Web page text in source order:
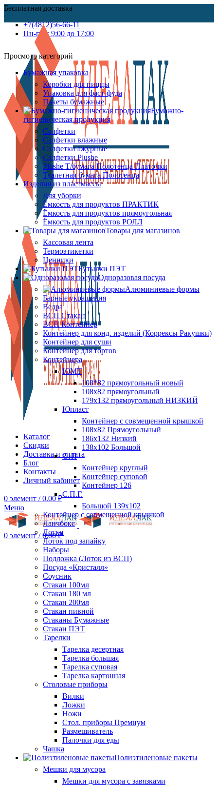
Бесплатная доставка
+7(4812)56-66-11
Пн-пт c 9:00 до 17:00
Каталог
Скидки
Доставка и оплата
Блог
Контакты
Личный кабинет
0 элемент / 0.00₽
Меню
0 элемент / 0.00₽
Просмотр категорий
Бумажная упаковка
Коробки для пиццы
Упаковка для фаст-фуда
Пакеты бумажные
Бумажно-
гигиеническая продукция
Салфетки
Салфетки влажные
Салфетки ажурные
Салфетки Plushe
Plushe Т/бумага Полотенца Платочки
Туалетная бумага Полотенца
Изделия из пластмассы
Для уборки
Ёмкость для продуктов ПРАКТИК
Ёмкость для продуктов прямоугольная
Ёмкость для продуктов РОЛЛ
Товары для магазинов
Кассовая лента
Термоэтикетки
Ценники
Бутылки ПЭТ
Одноразовая посуда
Алюминиевые формы
Барные украшения
Ведра
ВСП Стакан
ВСП Контейнер
Контейнер для конд. изделий (Коррексы Ракушки)
Контейнер для суши
Контейнер для тортов
Контейнера
ЮМТ
108*82 прямоугольный новый
108х82 прямоугольный
179х132 прямоугольный НИЗКИЙ
Юпласт
Контейнер с совмещенной крышкой
108х82 Прямоугольный
186х132 Низкий
138х102 Большой
СтП
Контейнер круглый
Контейнер суповой
Контейнер 126
С.П.Г.
Большой 139х102
Контейнер с совмещенной крышкой
Ланчбокс
Лотки
Лоток под запайку
Наборы
Подложка (Лоток из ВСП)
Посуда «Кристалл»
Соусник
Стакан 100мл
Стакан 180 мл
Стакан 200мл
Стакан пивной
Стаканы Бумажные
Стакан ПЭТ
Тарелки
Тарелка десертная
Тарелка большая
Тарелка суповая
Тарелка картонная
Столовые приборы
Вилки
Ложки
Ножи
Стол. приборы Премиум
Размешиватель
Палочки для еды
Чашка
Полиэтиленовые пакеты
Мешки для мусора
Мешки для мусора с завязками